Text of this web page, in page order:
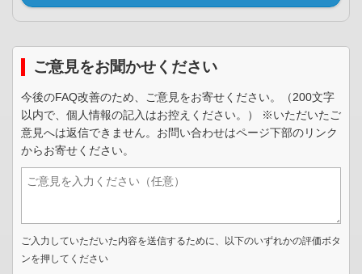
ご意見をお聞かせください
今後のFAQ改善のため、ご意見をお寄せください。（200文字
以内で、個人情報の記入はお控えください。） ※いただいたご
意見へは返信できません。お問い合わせはページ下部のリンク
からお寄せください。
ご入力していただいた内容を送信するために、以下のいずれかの評価ボタ
ンを押してください